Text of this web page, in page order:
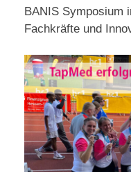
BANIS Symposium
Fachkräfte und